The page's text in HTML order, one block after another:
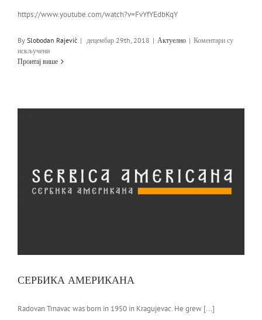
https://www.youtube.com/watch?v=FvYfYEdbKqY
By Slobodan Rajević | децембар 29th, 2018 | Актуелно | Коментари су
искљученина
Гостовање
Проитај више
СЕРБИКА АМЕРИКАНА
Radovan Trnavac was born in 1950 in Kragujevac. He grew [...]